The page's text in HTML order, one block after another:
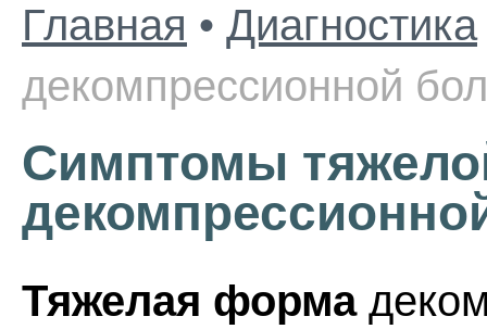
Главная • Диагностика
декомпрессионной
Симптомы
Тяжелая форма